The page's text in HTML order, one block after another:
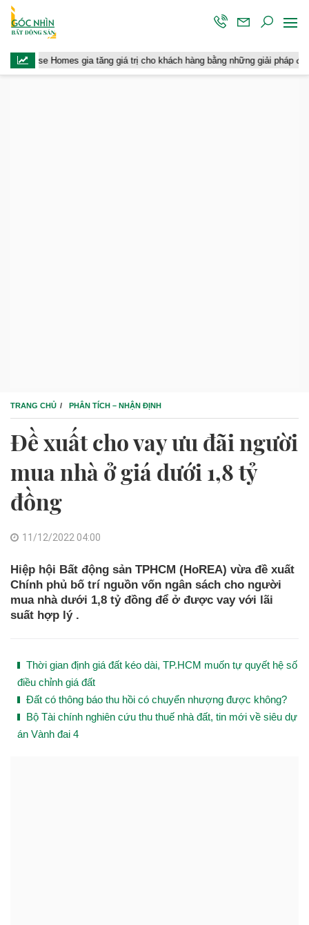
Homes gia tăng giá trị cho khách hàng bằng những giải pháp đồng hành
TRANG CHỦ PHÂN TÍCH – NHẬN ĐỊNH
Đề xuất cho vay ưu đãi người
mua nhà ở giá dưới 1,8 tỷ
đồng
11/12/2022 04:00
Hiệp hội Bất động sản TPHCM (HoREA) vừa đề xuất
Chính phủ bố trí nguồn vốn ngân sách cho người
mua nhà dưới 1,8 tỷ đồng để ở được vay với lãi
suất hợp lý .
Thời gian định giá đất kéo dài, TP.HCM muốn tự quyết hệ số
điều chỉnh giá đất
Đất có thông báo thu hồi có chuyển nhượng được không?
Bộ Tài chính nghiên cứu thu thuế nhà đất, tin mới về siêu dự
án Vành đai 4